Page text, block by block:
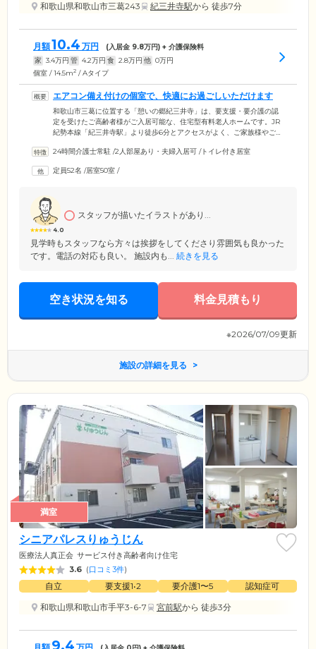
和歌山県和歌山市三葛243
紀三井寺駅から 徒歩7分
月額10.4 万円 (入居金 9.8万円) + 介護保険料
家 3.4万円 管 4.2万円 食 2.8万円 他 0万円
個室 / 14.5m2 / Aタイプ
エアコン備え付けの個室で、快適にお過ごしいただけます
和歌山市三葛に位置する「憩いの郷紀三井寺」は、要支援・要介護の認
定を受けたご高齢者様がご入居可能な、住宅型有料老人ホームです。JR
紀勢本線「紀三井寺駅」より徒歩6分とアクセスがよく、ご家族様やご友
室は、プライバシーに配慮した全室完全個室。各居室には、ベッド、洗
温でお過ごしいただけます。また、おふたりでご入居可能なお部屋もご
24時間介護士常駐 /2人部屋あり・夫婦入居可 /トイレ付き居室
定員52名 /居室50室 /
4.0
スタッフが描いたイラストがあり...
見学時もスタッフなら方々は挨拶をしてくださり雰囲気も良かった
です。電話の対応も良い。 施設内も... 続きを見る
空き状況を知る 料金見積もり
※2026/07/09更新
施設の詳細を見る
満室
シニアパレスりゅうじん
医療法人真正会 サービス付き高齢者向け住宅
3.6 (口コミ3件)
自立 要支援1•2 要介護1〜5
認知症可
和歌山県和歌山市手平3-6-7
宮前駅から 徒歩3分